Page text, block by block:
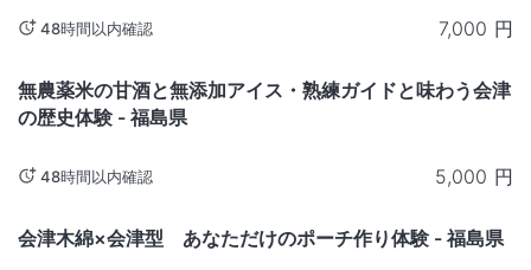
48時間以内確認 7,000 円
無農薬米の甘酒と無添加アイス・熟練ガイドと味わう会津
の歴史体験 - 福島県
48時間以内確認 5,000 円
会津木綿×会津型 あなただけのポーチ作り体験 - 福島県